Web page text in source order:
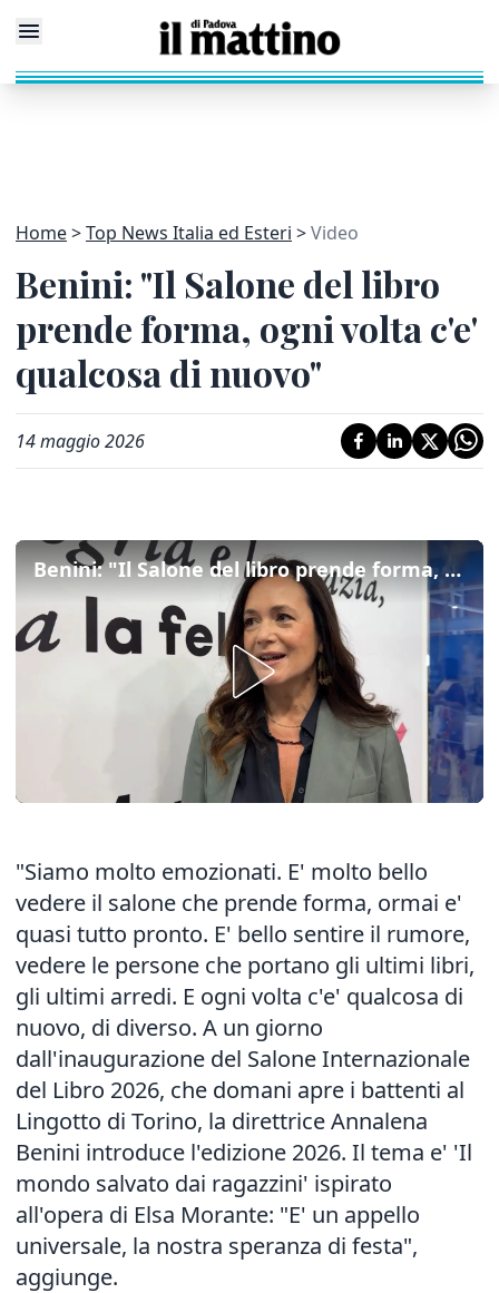
Home Top News Italia ed Esteri Video
Benini: "Il Salone del libro
prende forma, ogni volta c'e'
qualcosa di nuovo"
14 maggio 2026
Benini: "Il Salone del libro prende forma, ogni volta c'e' qualcosa di nuovo"
"Siamo molto emozionati. E' molto bello
vedere il salone che prende forma, ormai e'
quasi tutto pronto. E' bello sentire il rumore,
vedere le persone che portano gli ultimi libri,
gli ultimi arredi. E ogni volta c'e' qualcosa di
nuovo, di diverso. A un giorno
dall'inaugurazione del Salone Internazionale
del Libro 2026, che domani apre i battenti al
Lingotto di Torino, la direttrice Annalena
Benini introduce l'edizione 2026. Il tema e' 'Il
mondo salvato dai ragazzini' ispirato
all'opera di Elsa Morante: "E' un appello
universale, la nostra speranza di festa",
aggiunge.